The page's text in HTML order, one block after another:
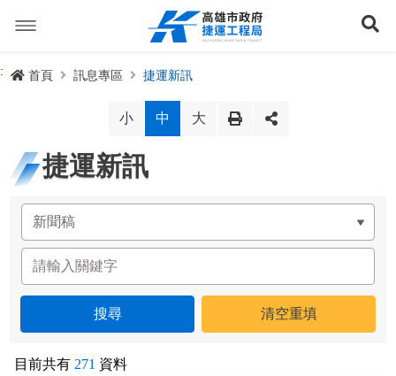
容
捷運路線進度圖
路網簡介
路網規劃
未來發展
規劃中
捷運紫線
前鎮漁港聯外軌道
興建中
各線計畫進度
岡山路竹延伸線(第二A階段)
捷運紅/橘線
訊息專區
公聽會與說明會
政府資訊公開
生態檢核專區
性別主流化專區
局長信箱
禁限建專區
增額容積申請
檔案應用專區
交流互動
照片集錦
特色車站
關於我們
局徽
首頁 訊息專區 捷運新訊
小 中 大
捷運新訊
目前共有 271 資料